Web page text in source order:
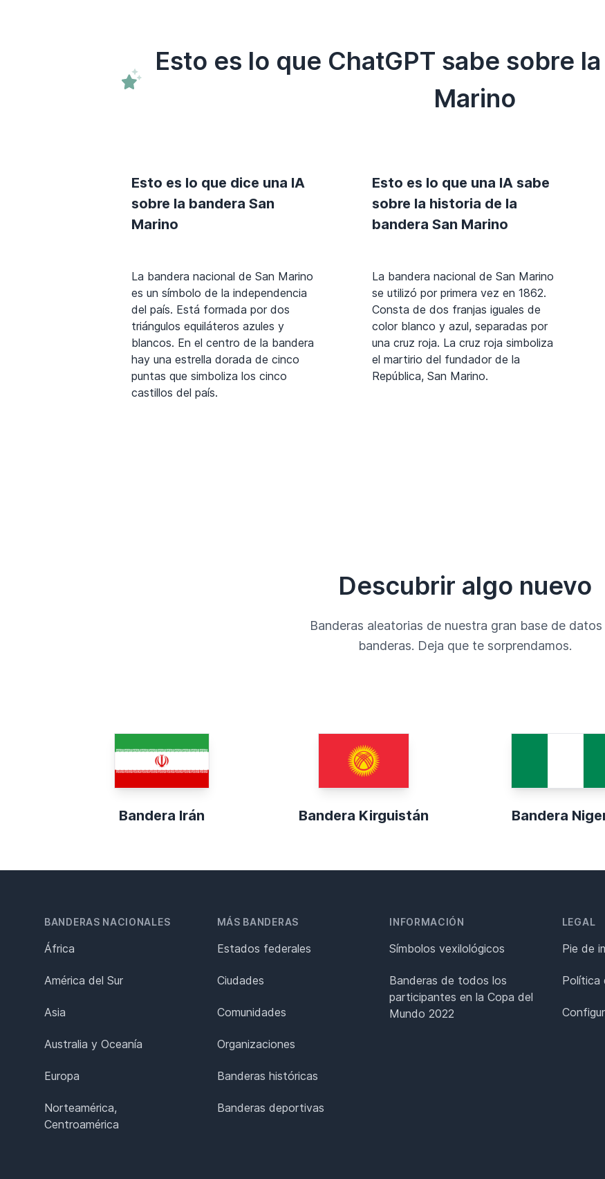
Esto es lo que ChatGPT sabe sobre
Marino
Esto es lo que dice una IA
sobre la bandera San
Marino
La bandera nacional de San Marino
es un símbolo de la independencia
del país. Está formada por dos
triángulos equiláteros azules y
blancos. En el centro de la bandera
hay una estrella dorada de cinco
puntas que simboliza los cinco
castillos del país.
Esto es lo que una IA sabe
sobre la historia de la
bandera San Marino
La bandera nacional de San Marino
se utilizó por primera vez en 1862.
Consta de dos franjas iguales de
color blanco y azul, separadas por
una cruz roja. La cruz roja simboliza
el martirio del fundador de la
República, San Marino.
Descubrir algo nuevo
Banderas aleatorias de nuestra gran base de datos
banderas. Deja que te sorprendamos.
Bandera Irán Bandera Kirguistán Bandera
BANDERAS NACIONALES
África
América del Sur
Asia
Australia y Oceanía
Europa
Norteamérica,
Centroamérica
MÁS BANDERAS
Estados federales
Ciudades
Comunidades
Organizaciones
Banderas históricas
Banderas deportivas
INFORMACIÓN
Símbolos vexilológicos
Banderas de todos los
participantes en la Copa del
Mundo 2022
LEGAL
Pie de
Política